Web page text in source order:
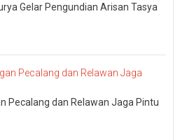
Home”,
Gelar Pengundian Arisan Tasya
Pecalang dan Relawan Jaga Pintu